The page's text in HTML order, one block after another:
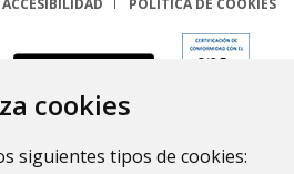
cookies
siguientes tipos de cookies: